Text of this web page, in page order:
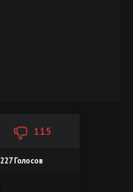
115
227Голосов